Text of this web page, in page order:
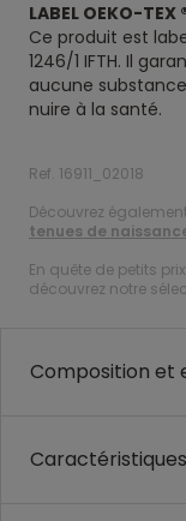
LABEL OEKO-TEX
Ce produit est
1246/1 IFTH. Il
aucune
nuire à la santé.
Ref. 16911_02018
Découvrez
tenues de
En quête de petits
découvrez notre
Composition et